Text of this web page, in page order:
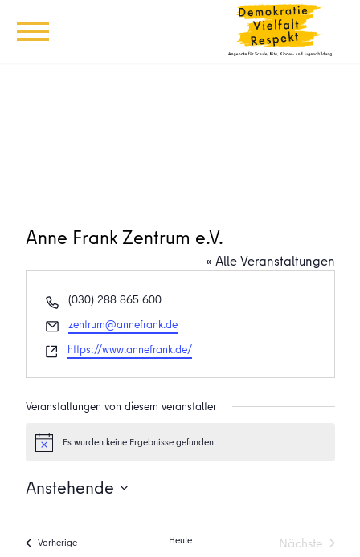
Anne Frank Zentrum e.V.
« Alle Veranstaltungen
Telefon
(030) 288 865 600
Email
zentrum@annefrank.de
Webseite
https://www.annefrank.de/
Veranstaltungen von diesem veranstalter
HinweisEs wurden keine Ergebnisse gefunden.
Anstehende
Datum
VorherigeVeranstaltungen Heute
Nächste